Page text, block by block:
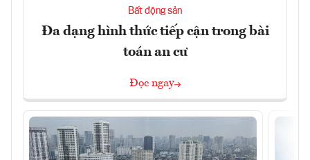
Bất động sản
Đa dạng hình thức tiếp cận trong bài
toán an cư
Đọc ngay